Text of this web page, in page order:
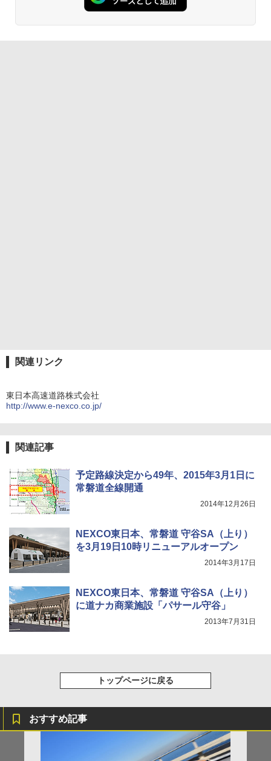
関連リンク
東日本高速道路株式会社
http://www.e-nexco.co.jp/
関連記事
予定路線決定から49年、2015年3月1日に
常磐道全線開通
2014年12月26日
NEXCO東日本、常磐道 守谷SA（上り）
を3月19日10時リニューアルオープン
2014年3月17日
NEXCO東日本、常磐道 守谷SA（上り）
に道ナカ商業施設「パサール守谷」
2013年7月31日
トップページに戻る
おすすめ記事